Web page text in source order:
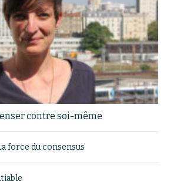
contre soi-même
force du consensus